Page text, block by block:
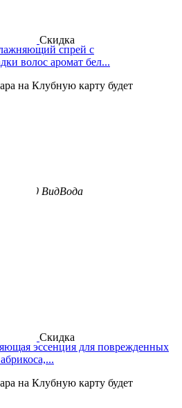
Скидка
спрей с
волос аромат бел...
на Клубную карту будет
200 ВидВода
Скидка
эссенция для поврежденных
на Клубную карту будет